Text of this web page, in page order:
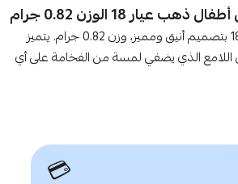
عيار 18 الوزن 0.82 جرام
بروش ذهب أطفال عيار 18 بتصميم أنيق ومميز، وزن 0.82 جرام. يتميز
اللامع الذي يضفي لمسة من الفخامة على أي
💳